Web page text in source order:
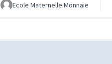
Ecole Maternelle Monnaie